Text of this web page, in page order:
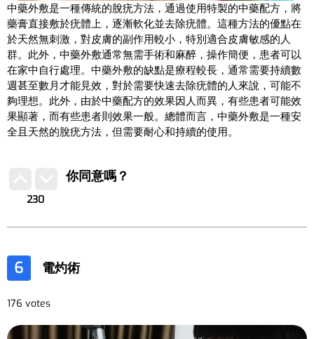
中藥外敷是一種傳統的脫疣方法，通過使用特製的中藥配方，將
藥膏直接敷於疣體上，逐漸軟化並去除疣體。這種方法的優點在
於天然無刺激，對皮膚的副作用較小，特別適合皮膚敏感的人
群。此外，中藥外敷通常無需手術和麻醉，操作簡便，患者可以
在家中自行處理。中藥外敷的缺點是療程較長，通常需要持續數
週甚至數月才能見效，對於需要快速去除疣體的人來說，可能不
夠理想。此外，由於中藥配方的效果因人而異，有些患者可能效
果顯著，而有些患者則效果一般。總體而言，中藥外敷是一種安
全且天然的脫疣方法，但需要耐心和持續的使用。
230
你同意嗎？
6 電灼術
176 votes